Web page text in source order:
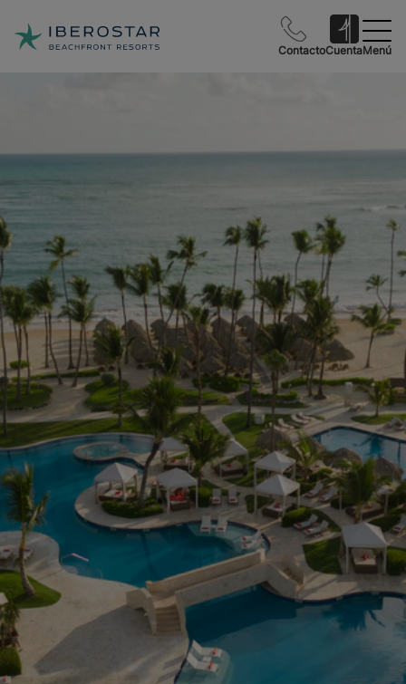
ContactoCuentaMenú